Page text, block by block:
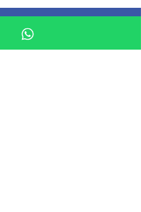
arrepentimiento